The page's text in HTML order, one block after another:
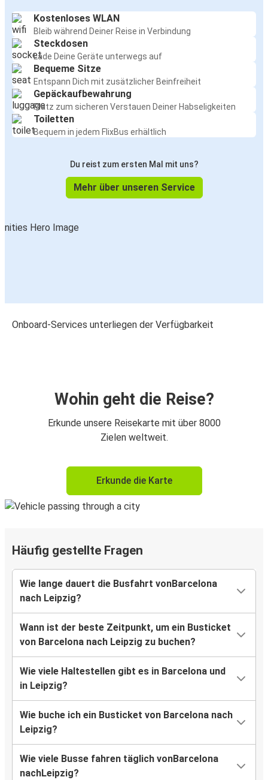
Kostenloses WLAN
Bleib während Deiner Reise in Verbindung
Steckdosen
Lade Deine Geräte unterwegs auf
Bequeme Sitze
Entspann Dich mit zusätzlicher Beinfreiheit
Gepäckaufbewahrung
Platz zum sicheren Verstauen Deiner Habseligkeiten
Toiletten
Bequem in jedem FlixBus erhältlich
Du reist zum ersten Mal mit uns?
Mehr über unseren Service
Onboard-Services unterliegen der Verfügbarkeit
Wohin geht die Reise?
Erkunde unsere Reisekarte mit über 8000
Zielen weltweit.
Erkunde die Karte
Häufig gestellte Fragen
Wie lange dauert die Busfahrt vonBarcelona
nach Leipzig?
Wann ist der beste Zeitpunkt, um ein Busticket
von Barcelona nach Leipzig zu buchen?
Wie viele Haltestellen gibt es in Barcelona und
in Leipzig?
Wie buche ich ein Busticket von Barcelona nach
Leipzig?
Wie viele Busse fahren täglich vonBarcelona
nachLeipzig?